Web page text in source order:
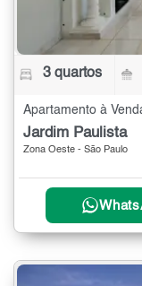
3 quartos
Jardim Paulista
Zona Oeste - São Paulo